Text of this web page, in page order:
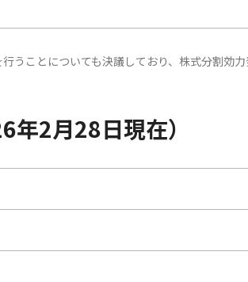
うことについても決議しており、株式分割効
2月28日現在）